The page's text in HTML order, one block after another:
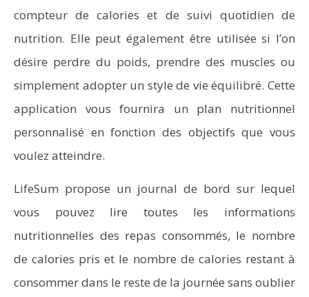
compteur de calories et de suivi quotidien de
nutrition. Elle peut également être utilisée si l’on
désire perdre du poids, prendre des muscles ou
simplement adopter un style de vie équilibré. Cette
application vous fournira un plan nutritionnel
personnalisé en fonction des objectifs que vous
voulez atteindre.
LifeSum propose un journal de bord sur lequel
vous pouvez lire toutes les informations
nutritionnelles des repas consommés, le nombre
de calories pris et le nombre de calories restant à
consommer dans le reste de la journée sans oublier